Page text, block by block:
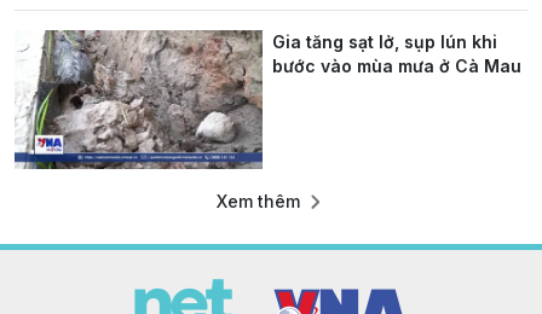
Gia tăng sạt lở, sụp lún khi
bước vào mùa mưa ở Cà Mau
Xem thêm